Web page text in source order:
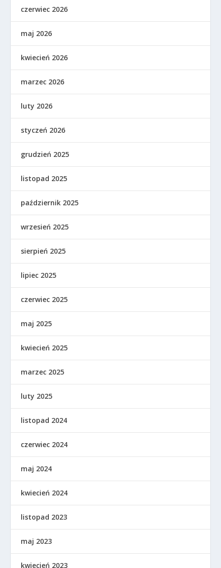
czerwiec 2026
maj 2026
kwiecień 2026
marzec 2026
luty 2026
styczeń 2026
grudzień 2025
listopad 2025
październik 2025
wrzesień 2025
sierpień 2025
lipiec 2025
czerwiec 2025
maj 2025
kwiecień 2025
marzec 2025
luty 2025
listopad 2024
czerwiec 2024
maj 2024
kwiecień 2024
listopad 2023
maj 2023
kwiecień 2023